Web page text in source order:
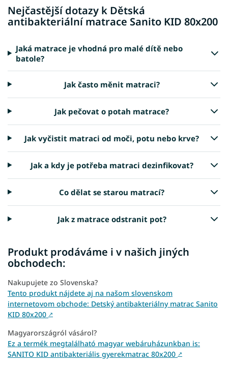
Nejčastější dotazy k Dětská
antibakteriální matrace Sanito KID 80x200
Jaká matrace je vhodná pro malé dítě nebo
batole?
Jak často měnit matraci?
Jak pečovat o potah matrace?
Jak vyčistit matraci od moči, potu nebo krve?
Jak a kdy je potřeba matraci dezinfikovat?
Co dělat se starou matrací?
Jak z matrace odstranit pot?
Produkt prodáváme i v našich jiných
obchodech:
Nakupujete zo Slovenska?
Tento produkt nájdete aj na našom slovenskom
internetovom obchode: Detský antibakteriálny matrac Sanito
KID 80x200 ↗
Magyarországról vásárol?
Ez a termék megtalálható magyar webáruházunkban is:
SANITO KID antibakteriális gyerekmatrac 80x200 ↗